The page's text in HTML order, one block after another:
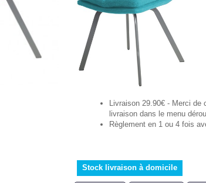
Livraison 29.90€ - Merci de
livraison dans le menu
Règlement en 1 ou 4 fois
Stock livraison à domicile